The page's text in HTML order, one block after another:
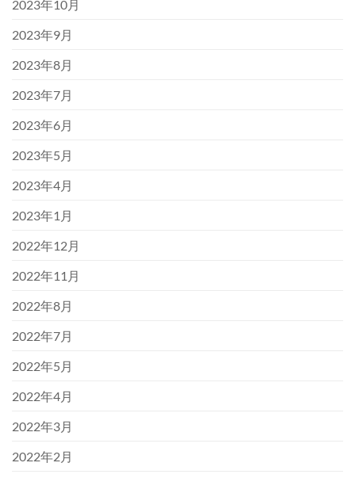
2023年10月
2023年9月
2023年8月
2023年7月
2023年6月
2023年5月
2023年4月
2023年1月
2022年12月
2022年11月
2022年8月
2022年7月
2022年5月
2022年4月
2022年3月
2022年2月